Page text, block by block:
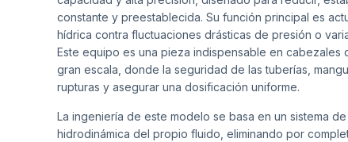
constante y preestablecida. Su función principal es
hídrica contra fluctuaciones drásticas de presión o
Este equipo es una pieza indispensable en
gran escala, donde la seguridad de las tuberías,
rupturas y asegurar una dosificación uniforme.
La ingeniería de este modelo se basa en un sistema
hidrodinámica del propio fluido, eliminando por